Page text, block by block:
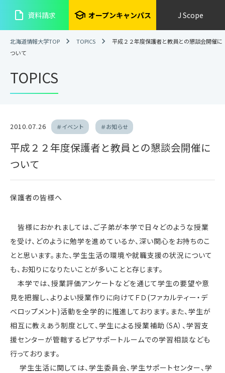
insert_drive_file 資料請求 school オープンキャンパス J Scope
北海道情報大学TOP TOPICS
平成２２年度保護者と教員との懇談会開催に
ついて
TOPICS
2010.07.26 ＃イベント ＃お知らせ
平成２２年度保護者と教員との懇談会開催に
ついて
保護者の皆様へ
皆様におかれましては、ご子弟が本学で日々どのような授業
を受け、どのように勉学を進めているか、深い関心をお持ちのこ
とと思います。また、学生生活の環境や就職支援の状況について
も、お知りになりたいことが多いことと存じます。
本学では、授業評価アンケートなどを通じて学生の要望や意
見を把握し、よりよい授業作りに向けてＦＤ(ファカルティー・デ
ベロップメント)活動を全学的に推進しております。また、学生が
相互に教えあう制度として、学生による授業補助（SA）、学習支
援センターが管轄するピアサポートルームでの学習相談なども
行っております。
学生生活に関しては、学生委員会、学生サポートセンター、学